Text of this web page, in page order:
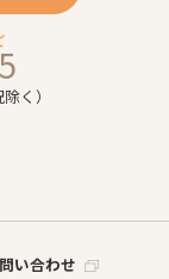
く）
い合わせ